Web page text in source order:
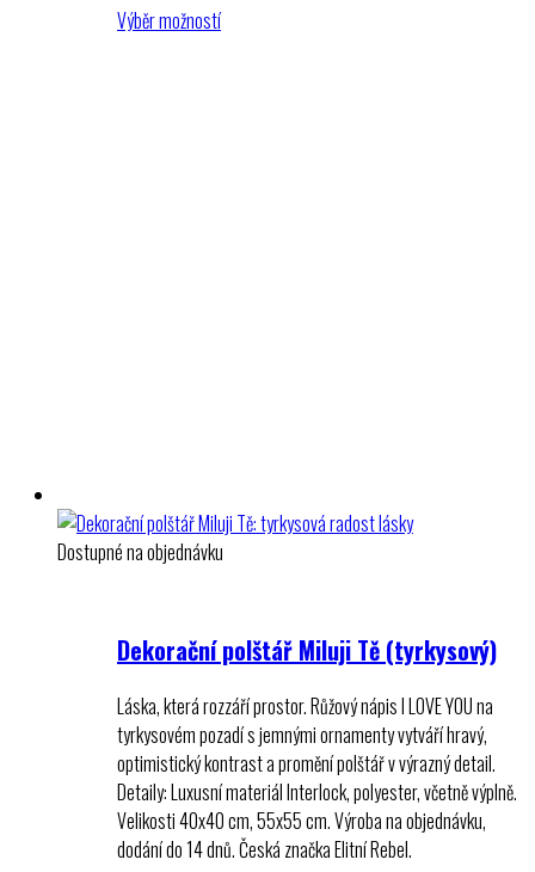
Výběr možností
Dostupné na objednávku
Dekorační polštář Miluji Tě (tyrkysový)
Láska, která rozzáří prostor. Růžový nápis I LOVE YOU na
tyrkysovém pozadí s jemnými ornamenty vytváří hravý,
optimistický kontrast a promění polštář v výrazný detail.
Detaily: Luxusní materiál Interlock, polyester, včetně výplně.
Velikosti 40x40 cm, 55x55 cm. Výroba na objednávku,
dodání do 14 dnů. Česká značka Elitní Rebel.